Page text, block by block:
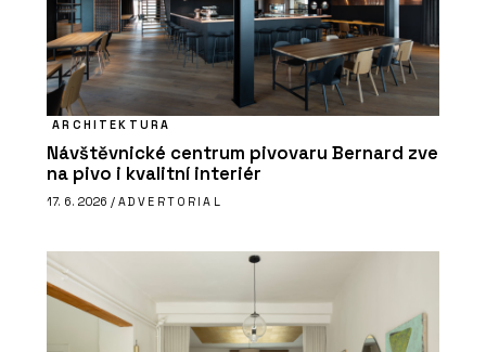
ARCHITEKTURA
Návštěvnické centrum pivovaru Bernard zve
na pivo i kvalitní interiér
17. 6. 2026 / ADVERTORIAL